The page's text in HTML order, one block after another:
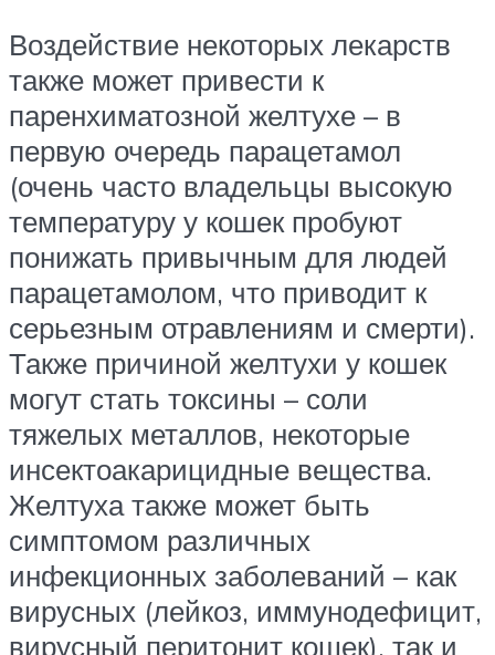
Воздействие некоторых лекарств
также может привести к
паренхиматозной желтухе – в
первую очередь парацетамол
(очень часто владельцы высокую
температуру у кошек пробуют
понижать привычным для людей
парацетамолом, что приводит к
серьезным отравлениям и смерти).
Также причиной желтухи у кошек
могут стать токсины – соли
тяжелых металлов, некоторые
инсектоакарицидные вещества.
Желтуха также может быть
симптомом различных
инфекционных заболеваний – как
вирусных (лейкоз, иммунодефицит,
вирусный перитонит кошек), так и